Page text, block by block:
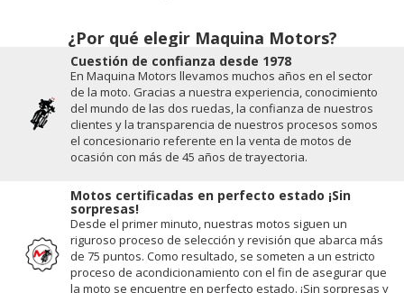
¿Por qué elegir Maquina Motors?
Cuestión de conﬁanza desde 1978
En Maquina Motors llevamos muchos años en el sector
de la moto. Gracias a nuestra experiencia, conocimiento
del mundo de las dos ruedas, la conﬁanza de nuestros
clientes y la transparencia de nuestros procesos somos
el concesionario referente en la venta de motos de
ocasión con más de 45 años de trayectoria.
Motos certificadas en perfecto estado ¡Sin
sorpresas!
Desde el primer minuto, nuestras motos siguen un
riguroso proceso de selección y revisión que abarca más
de 75 puntos. Como resultado, se someten a un estricto
proceso de acondicionamiento con el fin de asegurar que
la moto se encuentre en perfecto estado. ¡Sin sorpresas y